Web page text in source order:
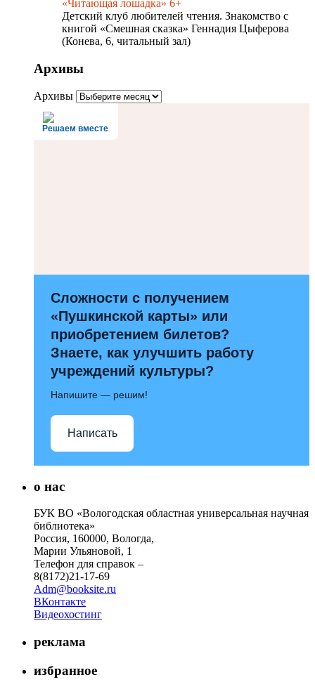
«Читающая лошадка» 6+
Детский клуб любителей чтения. Знакомство с
книгой «Смешная сказка» Геннадия Цыферова
(Конева, 6, читальный зал)
Архивы
Архивы
Решаем вместе
Сложности с получением
«Пушкинской карты» или
приобретением билетов?
Знаете, как улучшить работу
учреждений культуры?
Напишите — решим!
Написать
о нас
БУК ВО «Вологодская областная универсальная научная
библиотека»
Россия, 160000, Вологда,
Марии Ульяновой, 1
Телефон для справок –
8(8172)21-17-69
Adm@booksite.ru
ВКонтакте
Видеохостинг
реклама
избранное